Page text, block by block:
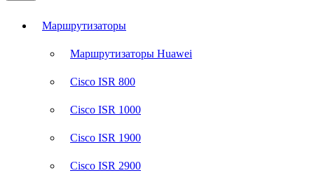
Маршрутизаторы
Маршрутизаторы Huawei
Cisco ISR 800
Cisco ISR 1000
Cisco ISR 1900
Cisco ISR 2900